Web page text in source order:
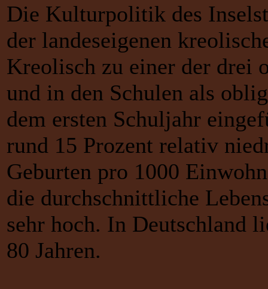
Die Kulturpolitik des
der landeseigenen
Kreolisch zu einer der drei
und in den Schulen als
dem ersten Schuljahr
rund 15 Prozent relativ
Geburten pro 1000
die durchschnittliche
sehr hoch. In Deutschland
80 Jahren.